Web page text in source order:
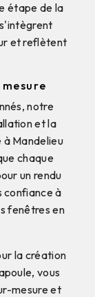
étape de la
et reflètent
notre
et la
à Mandelieu
chaque
un rendu
confiance à
fenêtres en
la création
vous
mesure et